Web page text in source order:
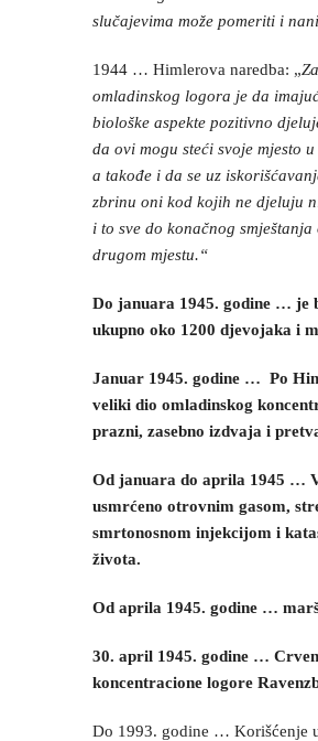
slučajevima može pomeriti i
1944 … Himlerova naredba: „
omladinskog logora je da
biološke aspekte pozitivno
da ovi mogu steći svoje mjesto
a takođe i da se uz
zbrinu oni kod kojih ne djeluju
i to sve do konačnog
drugom mjestu.“
Do januara 1945. godine … je
ukupno oko 1200 djevojaka i
Januar 1945. godine … Po
veliki dio omladinskog
prazni, zasebno izdvaja i
Od januara do aprila 1945 …
usmrćeno otrovnim gasom,
smrtonosnom injekcijom i
života.
Od aprila 1945. godine …
30. april 1945. godine …
koncentracione logore
Do 1993. godine … Korišćenje